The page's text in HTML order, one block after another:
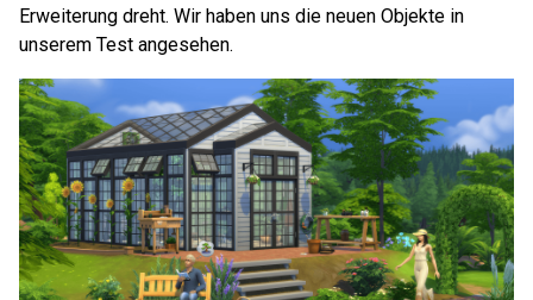
Erweiterung dreht. Wir haben uns die neuen Objekte in
unserem Test angesehen.